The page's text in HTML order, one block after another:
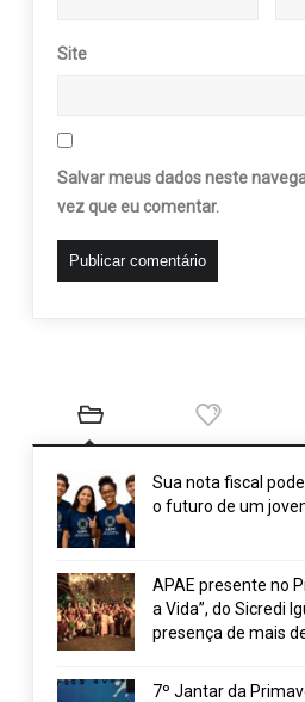
Site
Salvar meus dados neste
vez que eu comentar.
Sua nota fiscal
o futuro de um
APAE presente no
a Vida”, do Sicredi
presença de mais
7º Jantar da